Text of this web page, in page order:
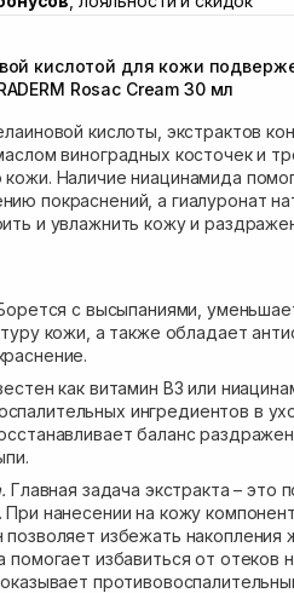
Степана Бандеры 43
и Гудачека 23 (ТЦ
кислотой для кожи
Rosac Cream 30 мл
кислоты, экстрактов
виноградных косточек и
Наличие ниацинамида
покраснений, а гиалуронат
и увлажнить кожу и
с высыпаниями,
кожи, а также обладает
как витамин В3 или
ингредиентов в
баланс
Главная задача экстракта – это
нанесении на кожу
избежать накопления
избавиться от отеков